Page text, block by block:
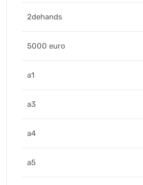
2dehands
5000 euro
a1
a3
a4
a5